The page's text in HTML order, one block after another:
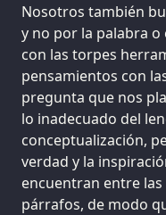
Nosotros también
y no por la palabra o
con las torpes
pensamientos con
pregunta que nos
lo inadecuado del
conceptualización,
verdad y la
encuentran entre las
párrafos, de modo